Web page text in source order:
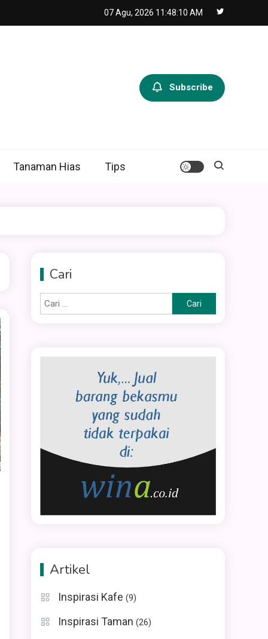
07 Agu, 2026 11:48:11 AM
Subscribe
Tanaman Hias Tips
Cari
Cari
untuk:
Artikel
Inspirasi Kafe (9)
Inspirasi Taman (26)